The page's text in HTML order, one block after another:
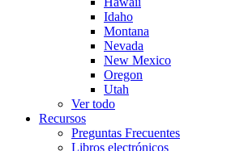
Idaho
Montana
Nevada
New Mexico
Oregon
Utah
Ver todo
Recursos
Preguntas Frecuentes
Libros electrónicos